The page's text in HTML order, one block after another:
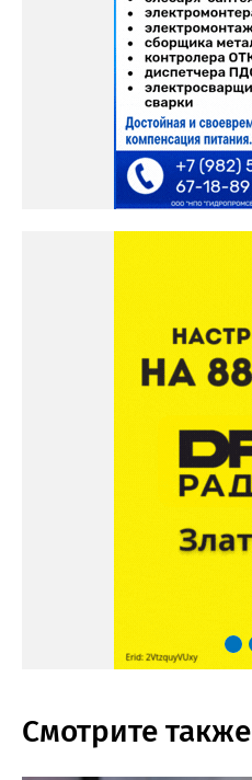
Смотрите также